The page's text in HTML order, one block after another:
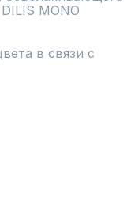
MONO
в связи с